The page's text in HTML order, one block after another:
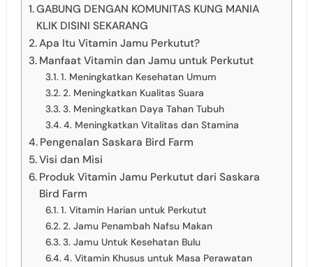
GABUNG DENGAN KOMUNITAS KUNG MANIA
KLIK DISINI SEKARANG
Apa Itu Vitamin Jamu Perkutut?
Manfaat Vitamin dan Jamu untuk Perkutut
1. Meningkatkan Kesehatan Umum
2. Meningkatkan Kualitas Suara
3. Meningkatkan Daya Tahan Tubuh
4. Meningkatkan Vitalitas dan Stamina
Pengenalan Saskara Bird Farm
Visi dan Misi
Produk Vitamin Jamu Perkutut dari Saskara
Bird Farm
1. Vitamin Harian untuk Perkutut
2. Jamu Penambah Nafsu Makan
3. Jamu Untuk Kesehatan Bulu
4. Vitamin Khusus untuk Masa Perawatan